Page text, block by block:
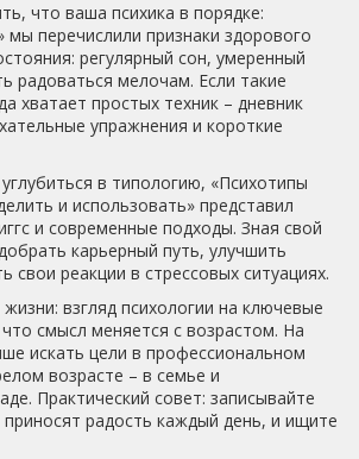
что ваша психика в порядке:
мы перечислили признаки здорового
регулярный сон, умеренный
радоваться мелочам. Если такие
хватает простых техник – дневник
упражнения и короткие
в типологию, «Психотипы
и использовать» представил
и современные подходы. Зная свой
карьерный путь, улучшить
свои реакции в стрессовых ситуациях.
взгляд психологии на ключевые
смысл меняется с возрастом. На
искать цели в профессиональном
возрасте – в семье и
Практический совет: записывайте
радость каждый день, и ищите